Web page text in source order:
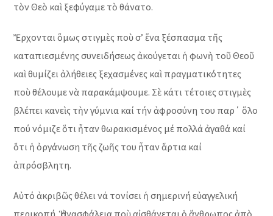
τὸν Θεὸ καὶ ξεφύγαμε τὸ θάνατο.
Ἔρχονται ὅμως στιγμὲς ποὺ σ’ ἕνα ξέσπασμα τῆς
καταπιεσμένης συνειδήσεως ἀκούγεται ἡ φωνὴ τοῦ Θεοῦ
καὶ θυμίζει ἀλήθειες ξεχασμένες καὶ πραγματικότητες
ποὺ θέλουμε νὰ παρακάμψουμε. Σὲ κάτι τέτοιες στιγμὲς
βλέπει κανεὶς τὴν γύμνια καί τήν ἀφροσύνη του παρ΄ ὅλο
πού νόμιζε ὅτι ἦταν θωρακισμένος μέ πολλά ἀγαθά καί
ὅτι ἡ ὀργάνωση τῆς ζωῆς του ἦταν ἄρτια καί
ἀπρόσβλητη.
Αὐτό ἀκριβῶς θέλει νά τονίσει ἡ σημερινή εὐαγγελική